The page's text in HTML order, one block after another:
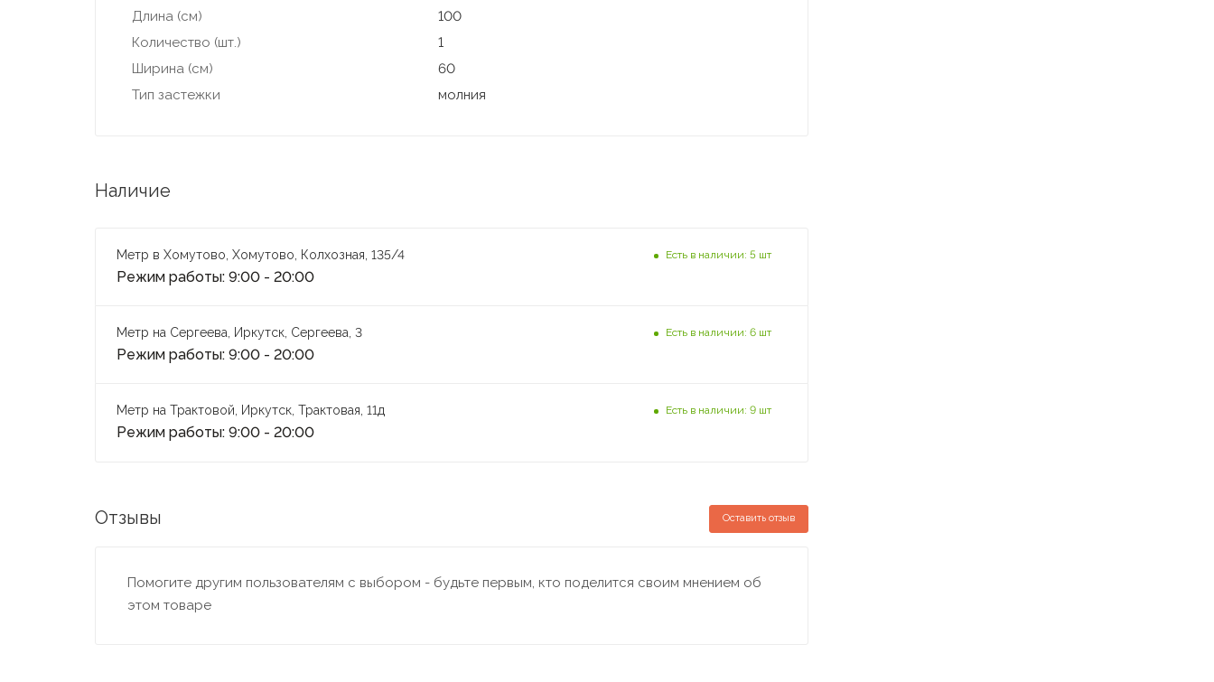
Длина (см)
100
Количество (шт.)
1
Ширина (см)
60
Тип застежки
молния
Наличие
Метр в Хомутово, Хомутово, Колхозная, 135/4
Режим работы: 9:00 - 20:00
Есть в наличии: 5 шт
Метр на Сергеева, Иркутск, Сергеева, 3
Режим работы: 9:00 - 20:00
Есть в наличии: 6 шт
Метр на Трактовой, Иркутск, Трактовая, 11д
Режим работы: 9:00 - 20:00
Есть в наличии: 9 шт
Отзывы Оставить отзыв
Помогите другим пользователям с выбором - будьте первым, кто поделится своим мнением об
этом товаре